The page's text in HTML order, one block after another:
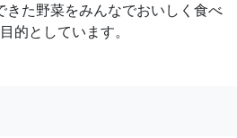
きた野菜をみんなでおいしく食べ
的としています。